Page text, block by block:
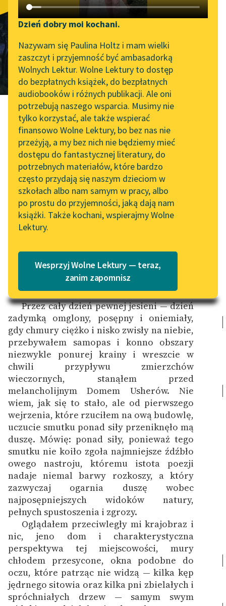
Katalog DAISY
Podkasty o książkach
Zgłoś brak utworu
Aktualności
„Prokurator Alicja Horn”
do słuchania
Byliśmy częścią AI Impact
Lab
Zapraszamy na spotkanie
online z tłumaczkami
literatury skandynawskiej
Spotkanie z Katarzyną
Tunkiel w Oslo
102. lata temu zmarł
Joseph Conrad
Lektury szkolne i klasyka
literatury do słuchania dla
uczennic i uczniów z
niepełnosprawnościami
E-kolekcja lektur
szkolnych i literatury do
słuchania dla uczennic i
uczniów z
niepełnosprawnościami
Feministyczne inspiracje.
Popularyzacja
skandynawskiej literatury
feministycznej
Ręce pełne poezji
Kolekcje edukacyjne
twórców przechodzących
do domeny publicznej,
lektur szkolnych oraz
Starego Testamentu
Odkurzamy bohaterów
Szkoła Poezji Wolnych
Lektur
Narzędzia
Mapa Wolnych Lektur
Leśmianator
Przewodnik dla piszących i
czytających
API
OAI-PMH
Widget Wolnych Lektur
Przypisy
Katalog w formacie PDF
O nas
Dzień dobry moi kochani.
Nazywam się Paulina Holtz i mam wielki
zaszczyt i przyjemność być ambasadorką
Wolnych Lektur. Wolne Lektury to dostęp
do bezpłatnych książek, do bezpłatnych
audiobooków i różnych publikacji. Ale oni
potrzebują naszego wsparcia. Musimy nie
tylko korzystać, ale także wspierać
finansowo Wolne Lektury, bo bez nas nie
przeżyją, a my bez nich nie będziemy mieć
dostępu do fantastycznej literatury, do
potrzebnych materiałów, które bardzo
często przydają się naszym dzieciom w
szkołach albo nam samym w pracy, albo
po prostu do przyjemności, jaką dają nam
książki. Także kochani, wspierajmy Wolne
Lektury.
Wesprzyj Wolne Lektury — teraz,
zanim zapomnisz
Usherów
tłum. Bolesław Leśmian
Edgar Allan Poe
Zagłada domu
Usherów
tłum. Bolesław Leśmian
Przez cały dzień pewnej jesieni — dzień
zadymką omglony, posępny i oniemiały,
gdy chmury ciężko i nisko zwisły na niebie,
przebywałem samopas i konno obszary
niezwykle ponurej krainy i wreszcie w
chwili przypływu zmierzchów
wieczornych, stanąłem przed
melancholijnym Domem Usherów. Nie
wiem, jak się to stało, ale od pierwszego
wejrzenia, które rzuciłem na ową budowlę,
uczucie smutku ponad siły przeniknęło mą
duszę. Mówię: ponad siły, ponieważ tego
smutku nie koiło zgoła najmniejsze źdźbło
owego nastroju, któremu istota poezji
nadaje niemal barwy rozkoszy, a który
zazwyczaj ogarnia duszę wobec
najposępniejszych widoków natury,
pełnych spustoszenia i zgrozy.
Oglądałem przeciwległy mi krajobraz i
nic, jeno dom i charakterystyczna
perspektywa tej miejscowości, mury
chłodem przesycone, okna podobne do
oczu, które patrząc nie widzą — kilka kęp
jędrnego sitowia oraz kilka pni zbielałych i
spróchniałych drzew — samym swym